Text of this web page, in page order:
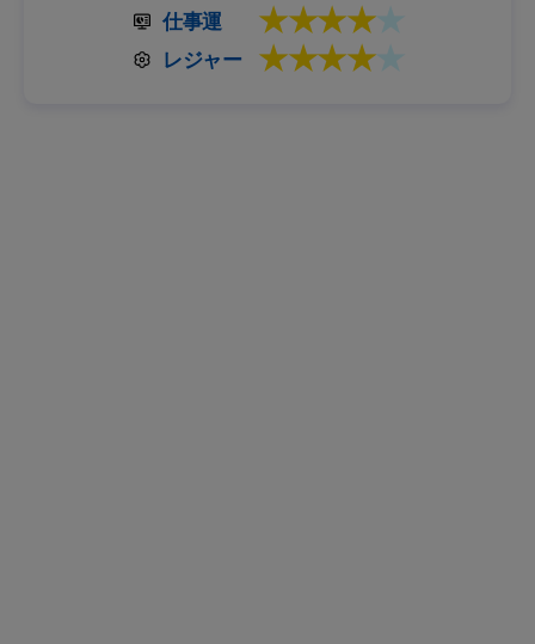
仕事運 ★★★★★
レジャー ★★★★★